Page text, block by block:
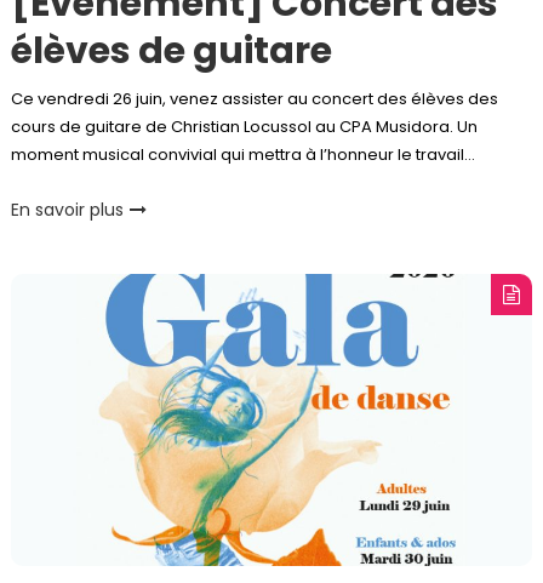
élèves de guitare
Ce vendredi 26 juin, venez assister au concert des élèves des
cours de guitare de Christian Locussol au CPA Musidora. Un
moment musical convivial qui mettra à l’honneur le travail…
En savoir plus